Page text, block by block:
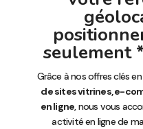
seulement
Grâce à nos offres clés
de sites vitrines, e-
en ligne, nous vous
activité en ligne de